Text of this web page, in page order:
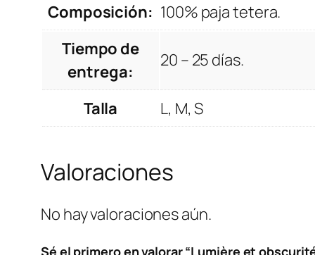
Composición: 100% paja tetera.
Tiempo de
entrega:
20 – 25 días.
Talla L, M, S
Valoraciones
No hay valoraciones aún.
Sé el primero en valorar “Lumière et